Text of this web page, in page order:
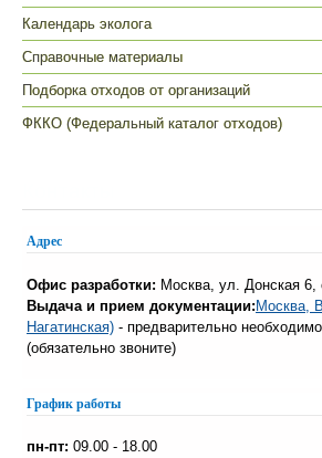
Календарь эколога
Справочные материалы
Подборка отходов от организаций
ФККО (Федеральный каталог отходов)
Адрес
Офис разработки: Москва, ул. Донская 6,
Выдача и прием документации:Москва,
Нагатинская) - предварительно
(обязательно звоните)
График работы
пн-пт: 09.00 - 18.00